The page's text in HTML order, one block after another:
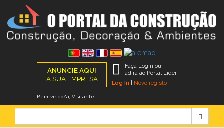
ANUNCIE AQUI
A SUA EMPRESA
Faça Login ou
adira ao Portal Líder
Log In
Novo registo
Bem-vindo/a, Visitante